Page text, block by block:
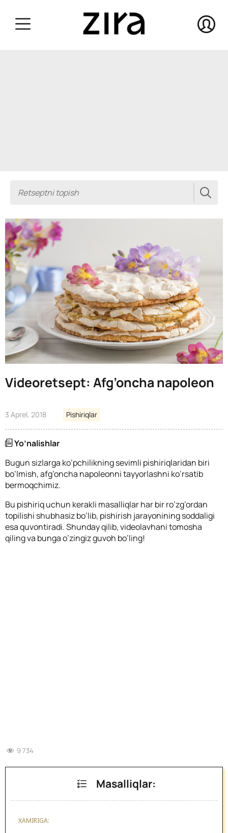
Videoretsept: Afg’oncha napoleon
3 Aprel, 2018 Pishiriqlar
Yo’nalishlar
Bugun sizlarga ko’pchilikning sevimli pishiriqlaridan biri
bo’lmish, afg’oncha napoleonni tayyorlashni ko’rsatib
bermoqchimiz.
Bu pishiriq uchun kerakli masalliqlar har bir ro’zg’ordan
topilishi shubhasiz bo’lib, pishirish jarayonining soddaligi
esa quvontiradi. Shunday qilib, videolavhani tomosha
qiling va bunga o’zingiz guvoh bo’ling!
9 734
Masalliqlar:
XAMIRIGA: